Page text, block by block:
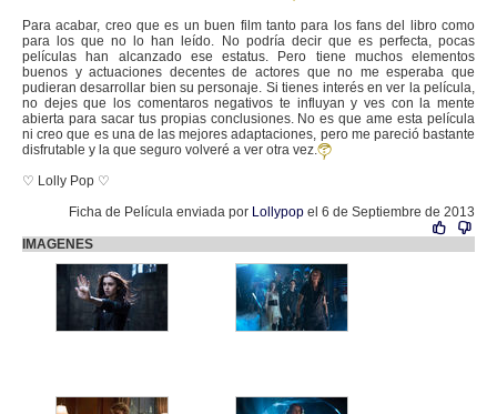
Para acabar, creo que es un buen film tanto para los fans del libro como
para los que no lo han leído. No podría decir que es perfecta, pocas
películas han alcanzado ese estatus. Pero tiene muchos elementos
buenos y actuaciones decentes de actores que no me esperaba que
pudieran desarrollar bien su personaje. Si tienes interés en ver la película,
no dejes que los comentaros negativos te influyan y ves con la mente
abierta para sacar tus propias conclusiones. No es que ame esta película
ni creo que es una de las mejores adaptaciones, pero me pareció bastante
disfrutable y la que seguro volveré a ver otra vez.
♡ Lolly Pop ♡
Ficha de Película enviada por Lollypop el 6 de Septiembre de 2013
IMAGENES